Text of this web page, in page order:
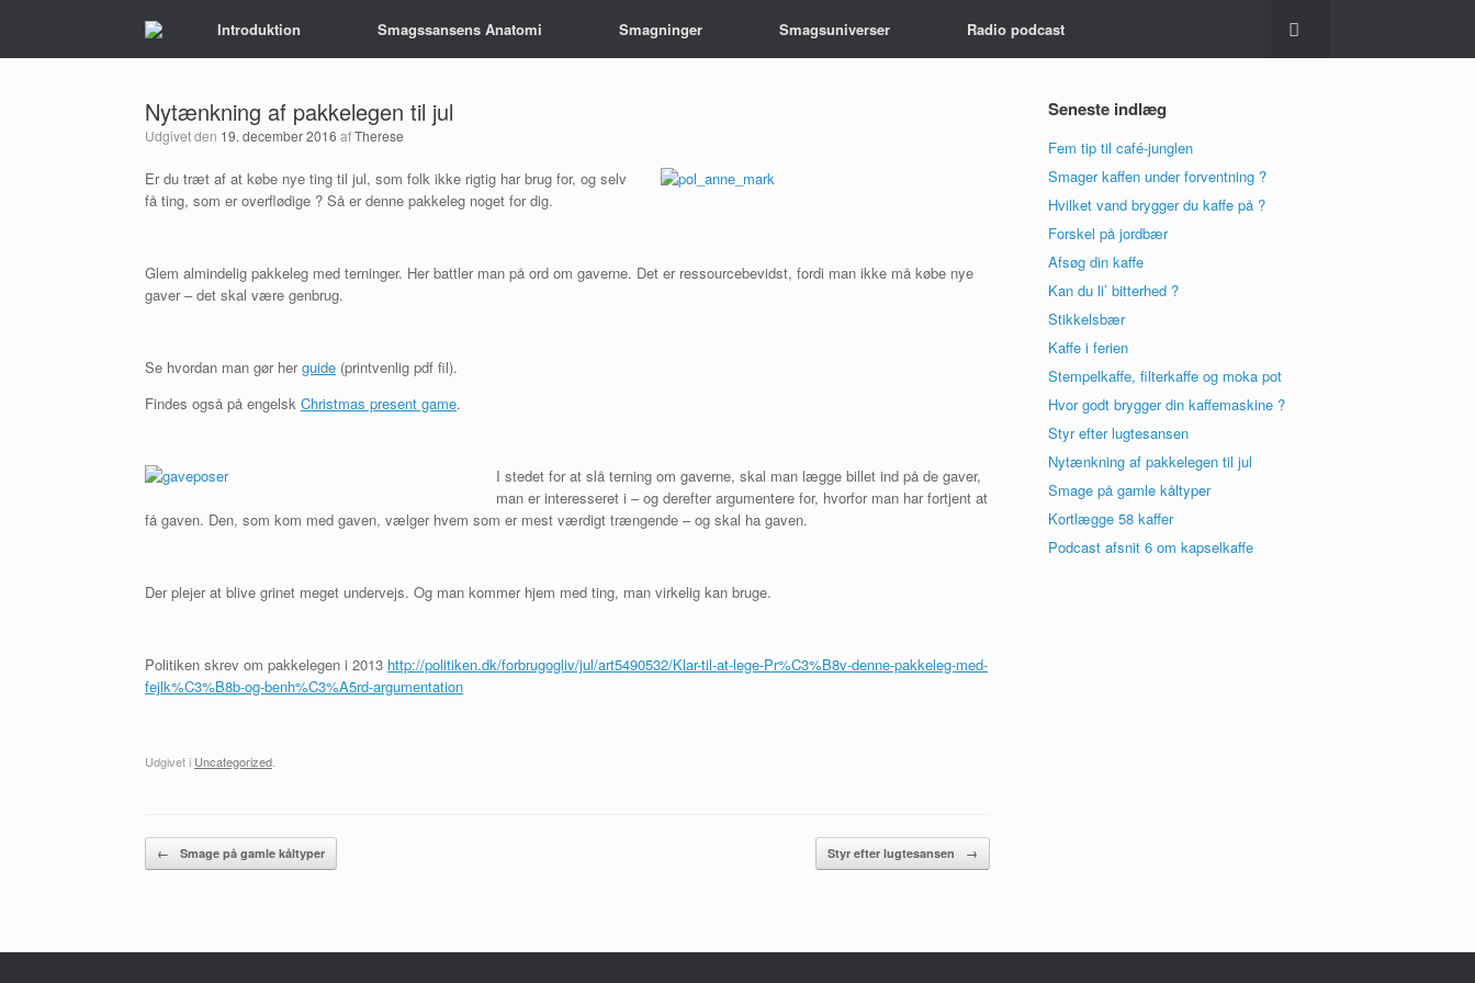
Introduktion Smagssansens Anatomi Smagninger Smagsuniverser Radio podcast
Nytænkning af pakkelegen til jul
Udgivet den 19. december 2016 afTherese
Er du træt af at købe nye ting til jul, som folk ikke rigtig har brug for, og selv
få ting, som er overflødige ? Så er denne pakkeleg noget for dig.
Glem almindelig pakkeleg med terninger. Her battler man på ord om gaverne. Det er ressourcebevidst, fordi man ikke må købe nye
gaver – det skal være genbrug.
Se hvordan man gør herguide (printvenlig pdf fil).
Findes også på engelsk Christmas present game.
I stedet for at slå terning om gaverne, skal man lægge billet ind på de gaver,
man er interesseret i – og derefter argumentere for, hvorfor man har fortjent at
få gaven. Den, som kom med gaven, vælger hvem som er mest værdigt trængende – og skal ha gaven.
Der plejer at blive grinet meget undervejs. Og man kommer hjem med ting, man virkelig kan bruge.
Politiken skrev om pakkelegen i 2013 http://politiken.dk/forbrugogliv/jul/art5490532/Klar-til-at-lege-Pr%C3%B8v-denne-pakkeleg-med-
fejlk%C3%B8b-og-benh%C3%A5rd-argumentation
Udgivet i Uncategorized
Artikel navigation
← Smage på gamle kåltyper Styr efter lugtesansen →
Seneste indlæg
Fem tip til café-junglen
Smager kaffen under forventning ?
Hvilket vand brygger du kaffe på ?
Forskel på jordbær
Afsøg din kaffe
Kan du li’ bitterhed ?
Stikkelsbær
Kaffe i ferien
Stempelkaffe, filterkaffe og moka pot
Hvor godt brygger din kaffemaskine ?
Styr efter lugtesansen
Nytænkning af pakkelegen til jul
Smage på gamle kåltyper
Kortlægge 58 kaffer
Podcast afsnit 6 om kapselkaffe